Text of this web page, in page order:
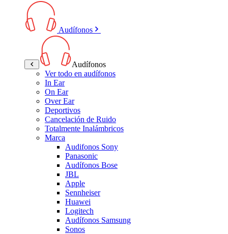
Audífonos
Audífonos
Ver todo en audífonos
In Ear
On Ear
Over Ear
Deportivos
Cancelación de Ruido
Totalmente Inalámbricos
Marca
Audifonos Sony
Panasonic
Audífonos Bose
JBL
Apple
Sennheiser
Huawei
Logitech
Audífonos Samsung
Sonos